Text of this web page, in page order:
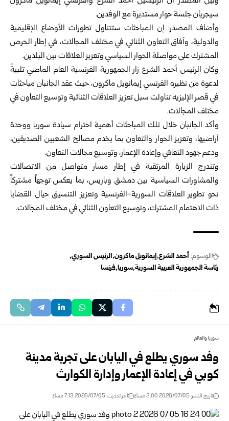
سيجريان جلسة حوار مستديرة مع الوفدين.
وأضاف المصدر: إن المباحثات ستتناول تطورات الأوضاع الإقليمية
والدولية، وآفاق التعاون الثنائي في مختلف المجالات، في إطار الحرص
المشترك على مواصلة الحوار السياسي وتعزيز العلاقات بين البلدين.
وكان الرئيس أحمد الشرع زار الجمهورية الفرنسية العام الماضي تلبيةً
لدعوة من نظيره الفرنسي إيمانويل ماكرون، حيث عقد الجانبان مباحثات
في قصر الإليزيه تناولت سبل تعزيز العلاقات الثنائية وتوسيع التعاون في
مختلف المجالات.
وأكد الجانبان خلال تلك المباحثات أهمية احترام سيادة سوريا ووحدة
أراضيها، وتعزيز الحوار والتعاون بما يخدم مصالح الشعبين الصديقين،
ودعم جهود التعافي وإعادة الإعمار، وتوسيع مجالات التعاون.
وتندرج الزيارة المرتقبة في إطار مسار متواصل من الاتصالات
والمشاورات السياسية بين دمشق وباريس، بما يعكس توجهاً مشتركاً
نحو تطوير العلاقات السورية-الفرنسية وتعزيز التنسيق حيال القضايا
ذات الاهتمام المشترك، وتوسيع التعاون الثنائي في مختلف المجالات.
الوسوم: أحمد الشرع إيمانويل ماكرون الرئيس السوري
رئاسة الجمهورية العربية السورية سوريا فرنسا
سوريا والعالم
وفد سوري يطلع في اليابان على تجربة مدينة
كوبي في إعادة الإعمار وإدارة الكوارث
تاريخ النشر: 2026/07/05 3:00 مساءً اخر تحديث: 2026/07/05 7:13 مساءً